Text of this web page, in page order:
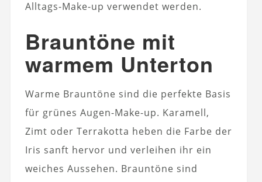
Alltags-Make-up verwendet werden.
Brauntöne mit
warmem Unterton
Warme Brauntöne sind die perfekte Basis
für grünes Augen-Make-up. Karamell,
Zimt oder Terrakotta heben die Farbe der
Iris sanft hervor und verleihen ihr ein
weiches Aussehen. Brauntöne sind